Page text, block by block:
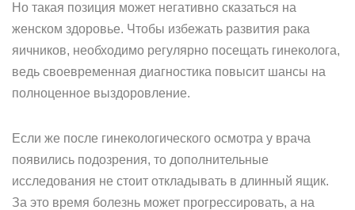
Но такая позиция может негативно сказаться на
женском здоровье. Чтобы избежать развития рака
яичников, необходимо регулярно посещать гинеколога,
ведь своевременная диагностика повысит шансы на
полноценное выздоровление.
Если же после гинекологического осмотра у врача
появились подозрения, то дополнительные
исследования не стоит откладывать в длинный ящик.
За это время болезнь может прогрессировать, а на